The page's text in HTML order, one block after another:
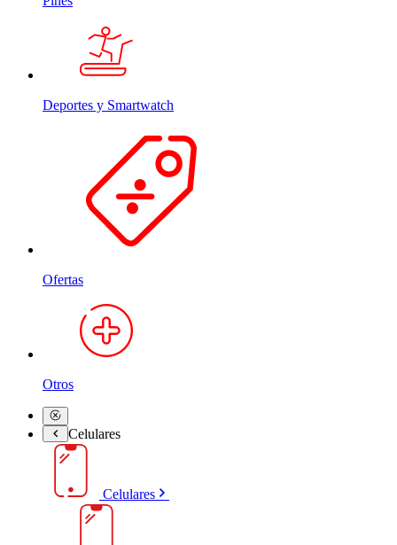
Deportes y Smartwatch
Ofertas
Otros
Celulares
Celulares